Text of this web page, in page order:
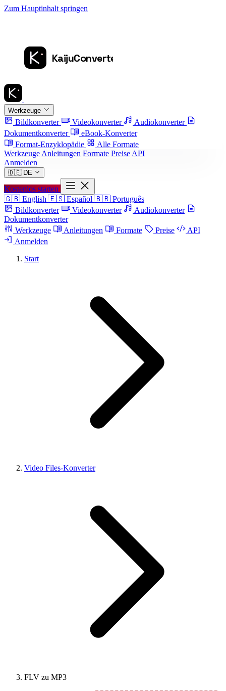
Zum Hauptinhalt springen
Werkzeuge
Bildkonverter Videokonverter
Audiokonverter
Dokumentkonverter
eBook-Konverter
Format-Enzyklopädie
Alle Formate
Werkzeuge Anleitungen Formate Preise API
Anmelden
🇩🇪 DE
Kostenlos starten
🇬🇧 English 🇪🇸 Español 🇧🇷 Português
Bildkonverter
Videokonverter
Audiokonverter
Dokumentkonverter
Werkzeuge
Anleitungen Formate Preise
API
Anmelden
Start
Video Files-Konverter
FLV zu MP3